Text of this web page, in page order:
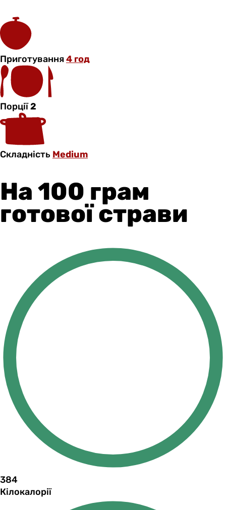
Приготування4 год
Порції2
Складність Medium
На 100 грам
готової страви
384
Кілокалорії